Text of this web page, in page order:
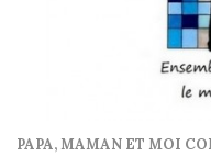
PAPA, MAMAN ET MOI